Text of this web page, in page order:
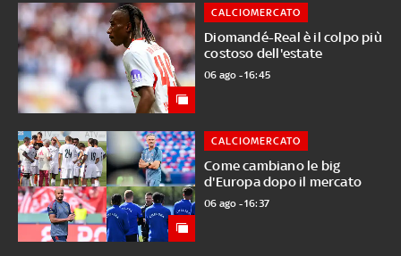
Diomandé-Real è il colpo più
costoso dell'estate
CALCIOMERCATO
06 ago - 16:45
Come cambiano le big
d'Europa dopo il mercato
CALCIOMERCATO
06 ago - 16:37